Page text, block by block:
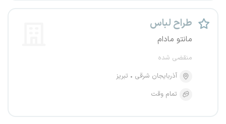
طراح لباس
مانتو مادام
منقضی شده
آذربایجان شرقی
تبریز
تمام وقت